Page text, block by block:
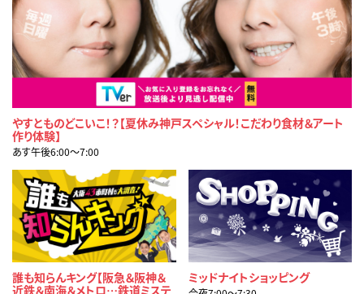
やすとものどこいこ！？【夏休み神戸スペシャル！こだわり食材＆アート
作り体験】
あす午後6:00〜7:00
誰も知らんキング【阪急＆阪神＆
近鉄＆南海＆メトロ…鉄道ミステ
ミッドナイトショッピング